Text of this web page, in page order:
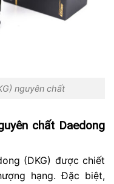
nguyên chất
chất Daedong
(DKG) được chiết
hạng. Đặc biệt,